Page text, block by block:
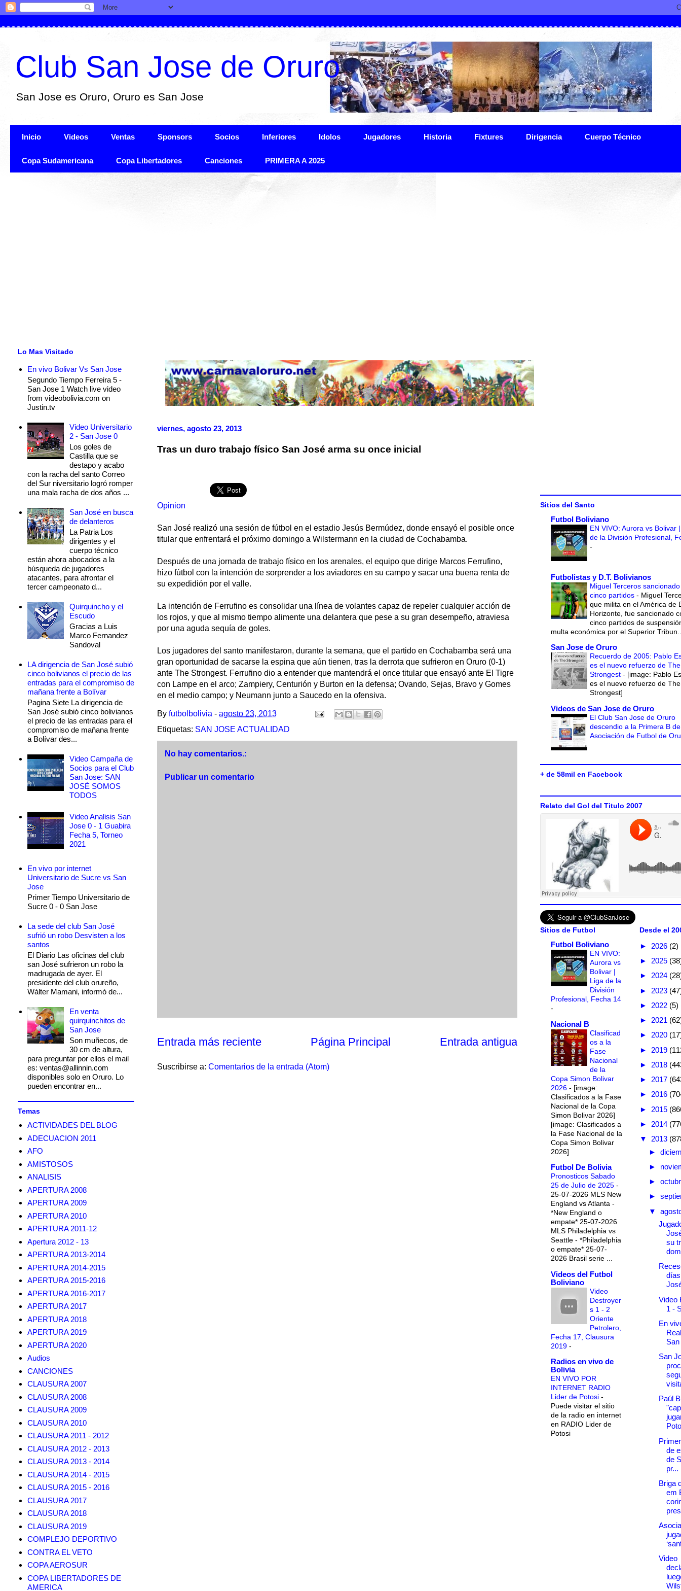
Club San Jose de Oruro
San Jose es Oruro, Oruro es San Jose
Inicio Videos Ventas Sponsors Socios Inferiores Idolos Jugadores Historia Fixtures Dirigencia Cuerpo Técnico
Copa Sudamericana Copa Libertadores Canciones PRIMERA A 2025
viernes, agosto 23, 2013
Tras un duro trabajo físico San José arma su once inicial
Opinion
San José realizó una sesión de fútbol en el estadio Jesús Bermúdez, donde ensayó el posible once
titular que enfrentará el próximo domingo a Wilstermann en la ciudad de Cochabamba.
Después de una jornada de trabajo físico en los arenales, el equipo que dirige Marcos Ferrufino,
hizo fútbol con la intención de sorprender a los aviadores en su campo y sacar una buena renta de
su expedidión por el valle.
La intención de Ferrufino es consolidar una línea de volantes capaz de repeler cualquier acción de
los rojos, y que al mismo tiempo alimente una delantera que pese a su gran desempeño, atraviesa
por una aguda sequía de goles.
Los jugadores del santo manifestaron, durante la semana, que el partido en Cochabamba será una
gran oportunidad de sacarse la espina que aún tienen, tras la derrota que sufrieron en Oruro (0-1)
ante The Strongest. Ferrufino dio a entender que mantendrá el once titular que ensayó ante El Tigre
con Lampe en el arco; Zampiery, Centurión y Burton en la defensa; Ovando, Sejas, Bravo y Gomes
en el medio campo; y Neumann junto a Saucedo en la ofensiva.
By futbolbolivia - agosto 23, 2013
Etiquetas: SAN JOSE ACTUALIDAD
No hay comentarios.:
Publicar un comentario
Entrada más reciente Entrada antigua
Página Principal
Suscribirse a: Comentarios de la entrada (Atom)
Lo Mas Visitado
En vivo Bolivar Vs San Jose
Segundo Tiempo Ferreira 5 -
San Jose 1 Watch live video
from videobolivia.com on
Justin.tv
Video Universitario
2 - San Jose 0
Los goles de
Castilla que se
destapo y acabo
con la racha del santo Correo
del Sur niversitario logró romper
una mala racha de dos años ...
San José en busca
de delanteros
La Patria Los
dirigentes y el
cuerpo técnico
están ahora abocados a la
búsqueda de jugadores
atacantes, para afrontar el
tercer campeonato d...
Quirquincho y el
Escudo
Gracias a Luis
Marco Fernandez
Sandoval
LA dirigencia de San José subió
cinco bolivianos el precio de las
entradas para el compromiso de
mañana frente a Bolívar
Pagina Siete La dirigencia de
San José subió cinco bolivianos
el precio de las entradas para el
compromiso de mañana frente
a Bolívar des...
Video Campaña de
Socios para el Club
San Jose: SAN
JOSÉ SOMOS
TODOS
Video Analisis San
Jose 0 - 1 Guabira
Fecha 5, Torneo
2021
En vivo por internet
Universitario de Sucre vs San
Jose
Primer Tiempo Universitario de
Sucre 0 - 0 San Jose
La sede del club San José
sufrió un robo Desvisten a los
santos
El Diario Las oficinas del club
san José sufrieron un robo la
madrugada de ayer. El
presidente del club orureño,
Wálter Mamani, informó de...
En venta
quirquinchitos de
San Jose
Son muñecos, de
30 cm de altura,
para preguntar por ellos el mail
es: ventas@allinnin.com
disponibles solo en Oruro. Lo
pueden encontrar en...
Temas
ACTIVIDADES DEL BLOG
ADECUACION 2011
AFO
AMISTOSOS
ANALISIS
APERTURA 2008
APERTURA 2009
APERTURA 2010
APERTURA 2011-12
Apertura 2012 - 13
APERTURA 2013-2014
APERTURA 2014-2015
APERTURA 2015-2016
APERTURA 2016-2017
APERTURA 2017
APERTURA 2018
APERTURA 2019
APERTURA 2020
Audios
CANCIONES
CLAUSURA 2007
CLAUSURA 2008
CLAUSURA 2009
CLAUSURA 2010
CLAUSURA 2011 - 2012
CLAUSURA 2012 - 2013
CLAUSURA 2013 - 2014
CLAUSURA 2014 - 2015
CLAUSURA 2015 - 2016
CLAUSURA 2017
CLAUSURA 2018
CLAUSURA 2019
COMPLEJO DEPORTIVO
CONTRA EL VETO
COPA AEROSUR
COPA LIBERTADORES DE
AMERICA
Sitios del Santo
Futbol Boliviano
EN VIVO: Aurora vs Bolivar
de la División Profesional,
-
Futbolistas y D.T. Bolivianos
Miguel Terceros
cinco partidos - Miguel
que milita en el América de
Horizonte, fue sancionado
cinco partidos de
multa económica por el Superior
San Jose de Oruro
Recuerdo de 2005: Pablo
es el nuevo refuerzo de The
Strongest - [image: Pablo
es el nuevo refuerzo de The
Strongest]
Videos de San Jose de Oruro
El Club San Jose de Oruro
descendio a la Primera B
Asociación de Futbol de
+ de 58mil en Facebook
Relato del Gol del Titulo 2007
Sitios de Futbol
Futbol Boliviano
EN VIVO:
Aurora vs
Bolivar |
Liga de la
División
Profesional, Fecha 14
-
Nacional B
Clasificad
os a la
Fase
Nacional
de la
Copa Simon Bolivar
2026 - [image:
Clasificados a la Fase
Nacional de la Copa
Simon Bolivar 2026]
[image: Clasificados a
la Fase Nacional de la
Copa Simon Bolivar
2026]
Futbol De Bolivia
Pronosticos Sabado
25 de Julio de 2025 -
25-07-2026 MLS New
England vs Atlanta -
*New England o
empate* 25-07-2026
MLS Philadelphia vs
Seattle - *Philadelphia
o empate* 25-07-
2026 Brasil serie ...
Videos del Futbol
Boliviano
Video
Destroyer
s 1 - 2
Oriente
Petrolero,
Fecha 17, Clausura
2019 -
Radios en vivo de
Bolivia
EN VIVO POR
INTERNET RADIO
Lider de Potosi -
Puede visitar el sitio
de la radio en internet
en RADIO Lider de
Potosi
Desde el
► 2026 (2)
► 2025
► 2024
► 2023
► 2022 (5)
► 2021
► 2020
► 2019
► 2018
► 2017
► 2016
► 2015
► 2014
▼ 2013
►
►
►
►
▼
su
Video
1 -
En
San
Paúl
de
de
pr...
Briga
em
Video